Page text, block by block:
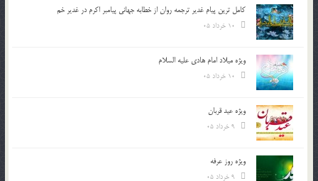
کامل ترین پیام غدیر ترجمه روان از خطابه جهانی پیامبر اکرم در غدیر خم
ویژه میلاد امام هادی علیه السلام
ویژه عید قربان
ویژه روز عرفه